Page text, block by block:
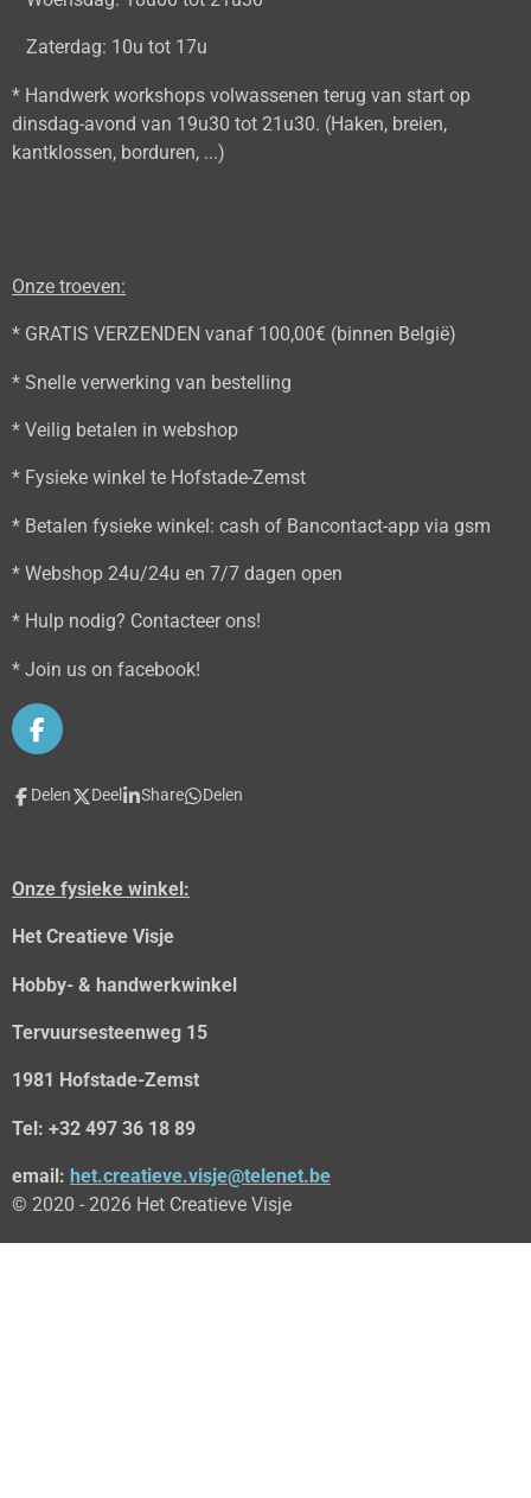
Zaterdag: 10u tot 17u
* Handwerk workshops volwassenen terug van start op
dinsdag-avond van 19u30 tot 21u30. (Haken, breien,
kantklossen, borduren, ...)
Onze troeven:
* GRATIS VERZENDEN vanaf 100,00€ (binnen België)
* Snelle verwerking van bestelling
* Veilig betalen in webshop
* Fysieke winkel te Hofstade-Zemst
* Betalen fysieke winkel: cash of Bancontact-app via gsm
* Webshop 24u/24u en 7/7 dagen open
* Hulp nodig? Contacteer ons!
* Join us on facebook!
F
a
c
e
k
Delen Deel Share Delen
Onze fysieke winkel:
Het Creatieve Visje
Hobby- & handwerkwinkel
Tervuursesteenweg 15
1981 Hofstade-Zemst
Tel: +32 497 36 18 89
email: het.creatieve.visje@telenet.be
© 2020 - 2026 Het Creatieve Visje